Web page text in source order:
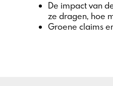
De impact van
ze dragen, hoe
Groene claims